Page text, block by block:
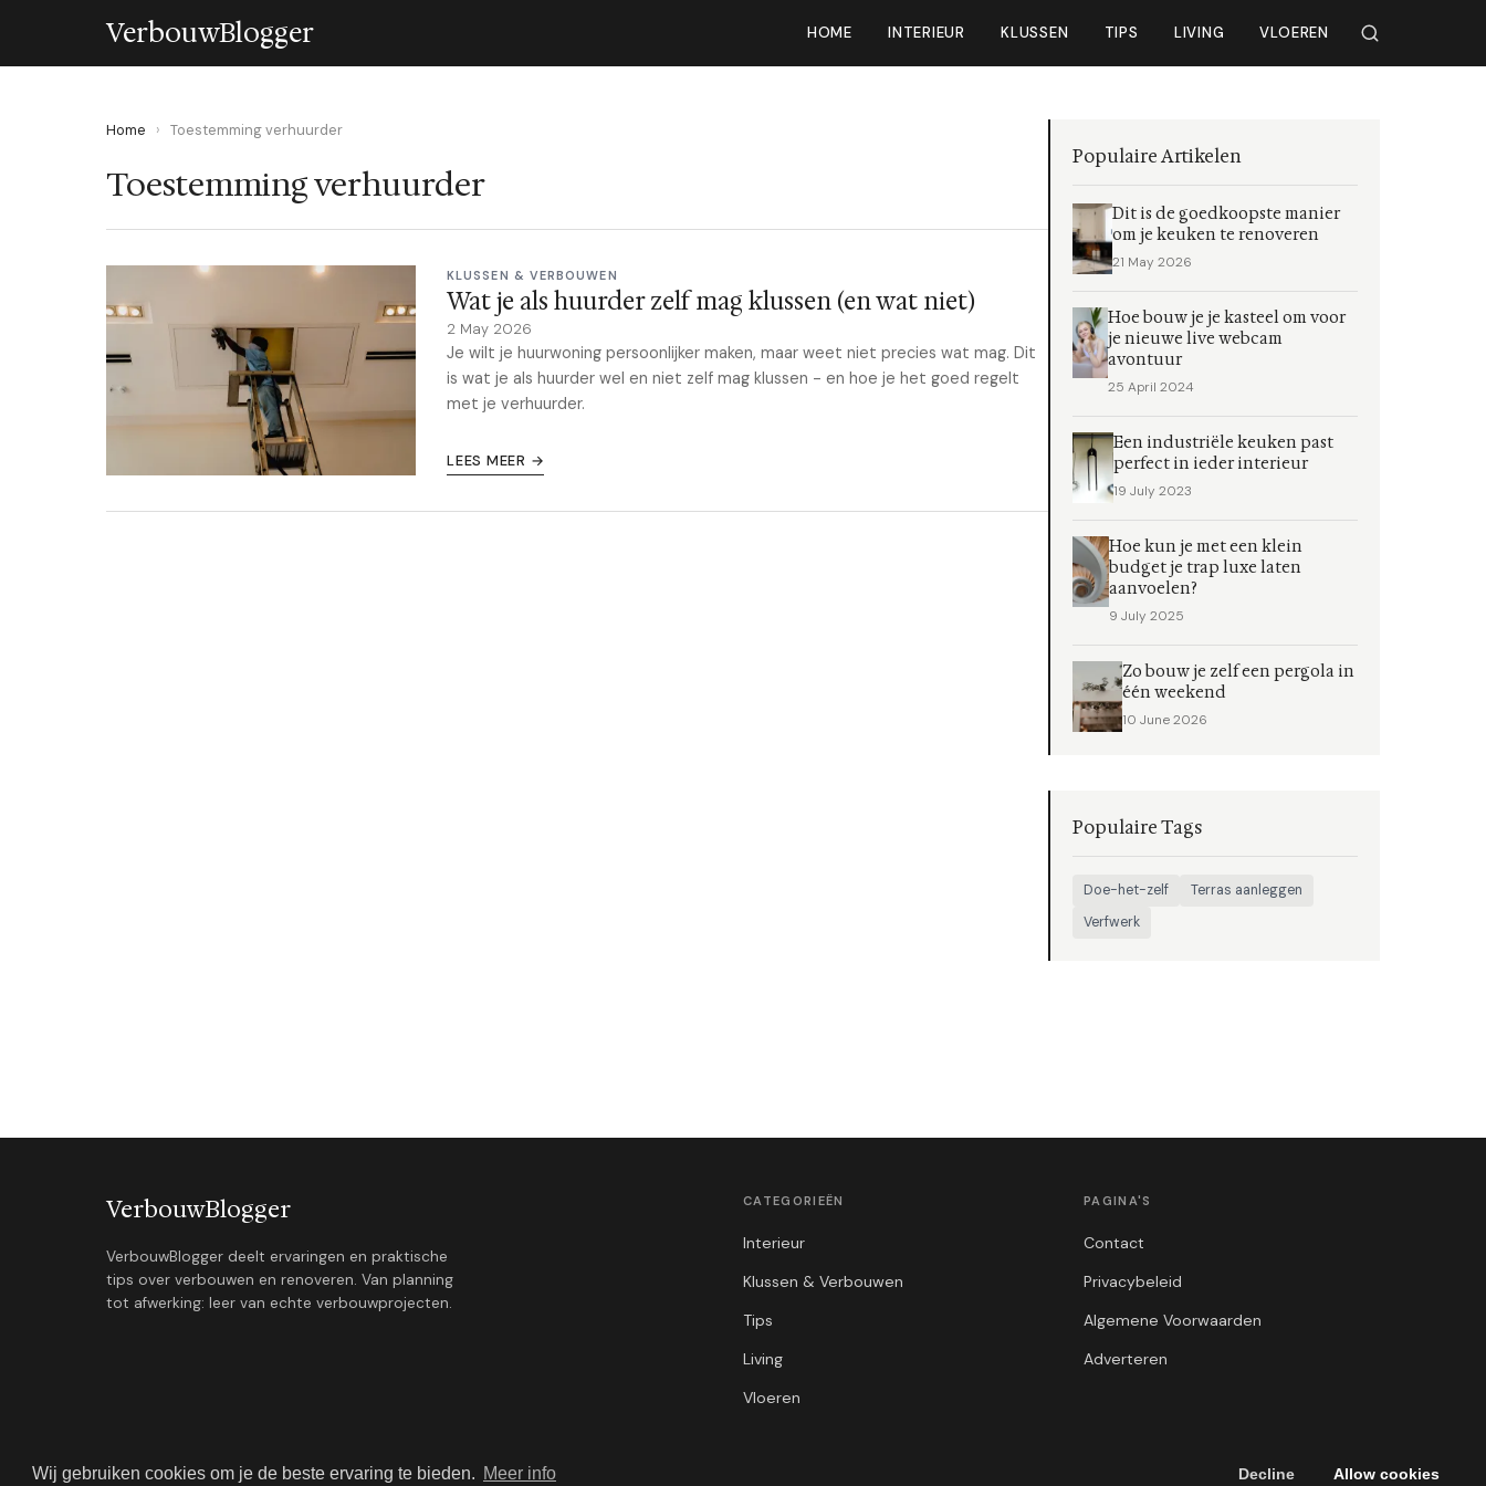
Wij gebruiken cookies om je de beste ervaring te bieden. Meer info Decline Allow cookies
VerbouwBlogger HOME INTERIEUR KLUSSEN TIPS LIVING VLOEREN
Home › Toestemming verhuurder
Toestemming verhuurder
KLUSSEN & VERBOUWEN
Wat je als huurder zelf mag klussen (en wat niet)
2 May 2026
Je wilt je huurwoning persoonlijker maken, maar weet niet precies wat mag. Dit
is wat je als huurder wel en niet zelf mag klussen - en hoe je het goed regelt
met je verhuurder.
LEES MEER →
Populaire Artikelen
Dit is de goedkoopste manier
om je keuken te renoveren
21 May 2026
Hoe bouw je je kasteel om voor
je nieuwe live webcam
avontuur
25 April 2024
Een industriële keuken past
perfect in ieder interieur
19 July 2023
Hoe kun je met een klein
budget je trap luxe laten
aanvoelen?
9 July 2025
Zo bouw je zelf een pergola in
één weekend
10 June 2026
Populaire Tags
Doe-het-zelf
Terras aanleggen
Verfwerk
VerbouwBlogger
VerbouwBlogger deelt ervaringen en praktische
tips over verbouwen en renoveren. Van planning
tot afwerking: leer van echte verbouwprojecten.
CATEGORIEËN
Interieur
Klussen & Verbouwen
Tips
Living
Vloeren
PAGINA'S
Contact
Privacybeleid
Algemene Voorwaarden
Adverteren